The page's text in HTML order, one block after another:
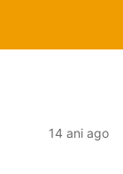
14 ani ago